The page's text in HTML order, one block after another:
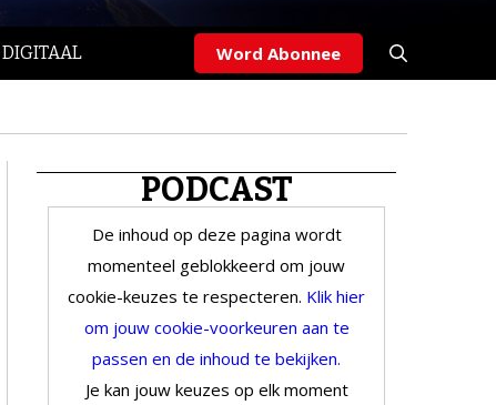
DIGITAAL Word Abonnee
PODCAST
De inhoud op deze pagina wordt
momenteel geblokkeerd om jouw
cookie-keuzes te respecteren. Klik hier
om jouw cookie-voorkeuren aan te
passen en de inhoud te bekijken.
Je kan jouw keuzes op elk moment